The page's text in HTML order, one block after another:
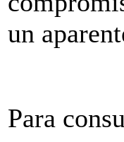
un
Para